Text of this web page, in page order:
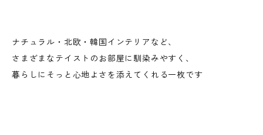
ナチュラル・北欧・韓国インテリアなど、
さまざまなテイストのお部屋に馴染みやすく、
暮らしにそっと心地よさを添えてくれる一枚です